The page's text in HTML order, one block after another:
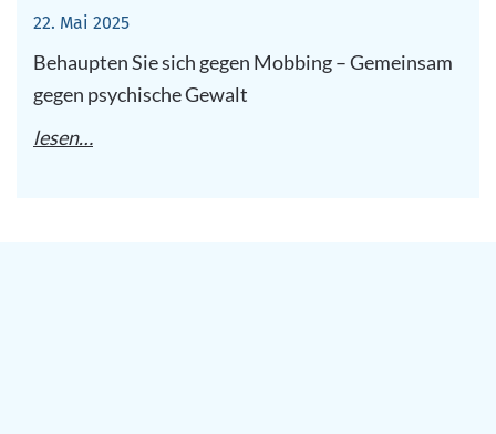
22. Mai 2025
Behaupten Sie sich gegen Mobbing – Gemeinsam
gegen psychische Gewalt
lesen…